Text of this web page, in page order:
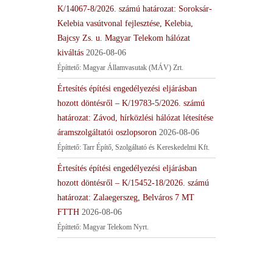
K/14067-8/2026. számú határozat: Soroksár-
Kelebia vasútvonal fejlesztése, Kelebia,
Bajcsy Zs. u. Magyar Telekom hálózat
kiváltás 2026-08-06
Építtető: Magyar Államvasutak (MÁV) Zrt.
Értesítés építési engedélyezési eljárásban
hozott döntésről – K/19783-5/2026. számú
határozat: Závod, hírközlési hálózat létesítése
áramszolgáltatói oszlopsoron 2026-08-06
Építtető: Tarr Építő, Szolgáltató és Kereskedelmi Kft.
Értesítés építési engedélyezési eljárásban
hozott döntésről – K/15452-18/2026. számú
határozat: Zalaegerszeg, Belváros 7 MT
FTTH 2026-08-06
Építtető: Magyar Telekom Nyrt.